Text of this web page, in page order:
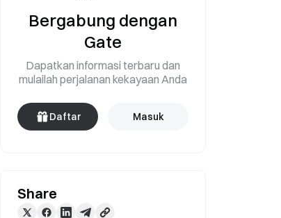
Bergabung dengan
Gate
Dapatkan informasi terbaru dan
mulailah perjalanan kekayaan Anda
Daftar Masuk
Share